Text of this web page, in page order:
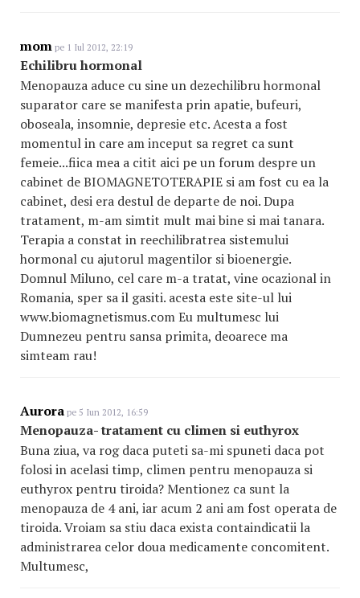
mom pe 1 Iul 2012, 22:19
Echilibru hormonal
Menopauza aduce cu sine un dezechilibru hormonal
suparator care se manifesta prin apatie, bufeuri,
oboseala, insomnie, depresie etc. Acesta a fost
momentul in care am inceput sa regret ca sunt
femeie...fiica mea a citit aici pe un forum despre un
cabinet de BIOMAGNETOTERAPIE si am fost cu ea la
cabinet, desi era destul de departe de noi. Dupa
tratament, m-am simtit mult mai bine si mai tanara.
Terapia a constat in reechilibratrea sistemului
hormonal cu ajutorul magentilor si bioenergie.
Domnul Miluno, cel care m-a tratat, vine ocazional in
Romania, sper sa il gasiti. acesta este site-ul lui
www.biomagnetismus.com Eu multumesc lui
Dumnezeu pentru sansa primita, deoarece ma
simteam rau!
Aurora pe 5 Iun 2012, 16:59
Menopauza- tratament cu climen si euthyrox
Buna ziua, va rog daca puteti sa-mi spuneti daca pot
folosi in acelasi timp, climen pentru menopauza si
euthyrox pentru tiroida? Mentionez ca sunt la
menopauza de 4 ani, iar acum 2 ani am fost operata de
tiroida. Vroiam sa stiu daca exista containdicatii la
administrarea celor doua medicamente concomitent.
Multumesc,